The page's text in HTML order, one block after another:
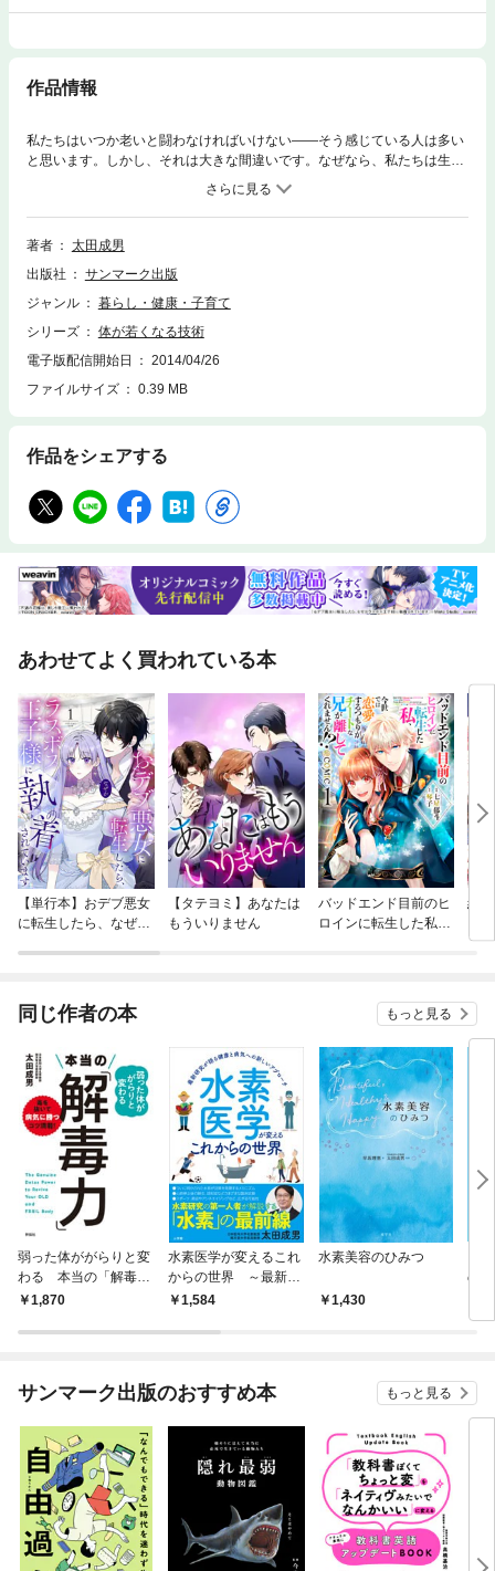
作品情報
私たちはいつか老いと闘わなければいけない――そう感じている人は多い
と思います。しかし、それは大きな間違いです。なぜなら、私たちは生ま
れつき「若くなるようにできている」からです。正確にいうと、生まれて
から死ぬまで、「若くなるための機能」を持って生活しているのです。私
たちの体が衰えるのは、体の「エネルギーをつくる能力」が低下するから
にほかなりません。歩いたり走ったり、考え事をしたり、恋をしたり、私
と、考え事ができず脳の集中力が低下したり、体力が衰えたり、さらに
は、体の「老化を防ぐ機能」も低下します。しかし、逆の視点から見れ
だけでなく、若々しく、健康な体になるということです。この「エネルギ
ーをつくる能力」こそ、「体を若くする機能」の正体なのです。そしてエ
ネルギーを生み出しているのはいったいどこなのか、それは「ミトコンド
リア」です。ですから、私たちの体は、ミトコンドリアを増やせばどんど
著者
太田成男
出版社
サンマーク出版
ジャンル
暮らし・健康・子育て
シリーズ
体が若くなる技術
電子版配信開始日
2014/04/26
ファイルサイズ
0.39 MB
作品をシェアする
あわせてよく買われている本
【単行本】おデブ悪女
に転生したら、なぜか
【タテヨミ】あなたは
もういりません
バッドエンド目前のヒ
ロインに転生した私、
結
同じ作者の本 もっと見る
弱った体ががらりと変
わる 本当の「解毒
力」1,870
水素医学が変えるこれ
からの世界 ～最新研
究が語る健康と病気へ
1,584
水素美容のひみつ
1,430
の
サンマーク出版のおすすめ本 もっと見る